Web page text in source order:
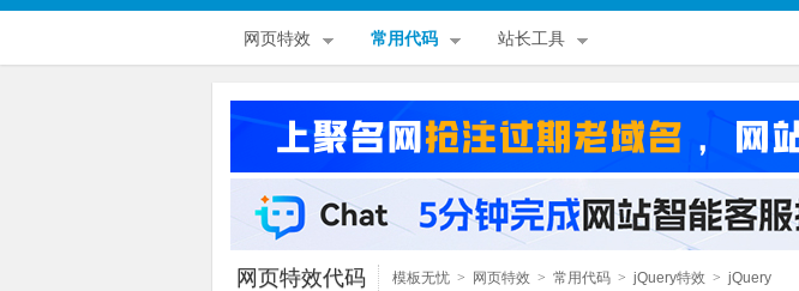
网页特效 常用代码 站长工具
网页特效代码 模板无忧 > 网页特效 > 常用代码 > jQuery特效 > jQuery